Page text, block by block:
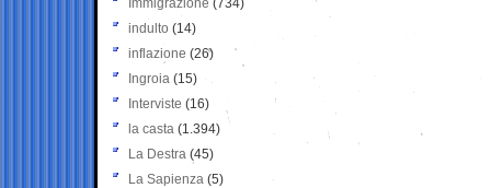
Immigrazione (734)
indulto (14)
inflazione (26)
Ingroia (15)
Interviste (16)
la casta (1.394)
La Destra (45)
La Sapienza (5)